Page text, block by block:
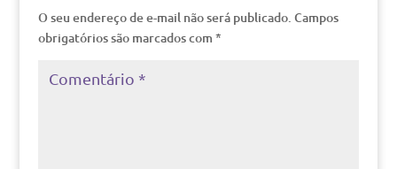
O seu endereço de e-mail não será publicado. Campos
obrigatórios são marcados com *